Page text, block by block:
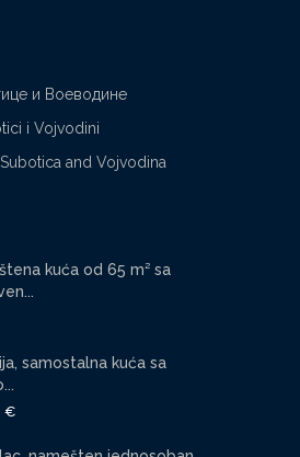
и Воеводине
i Vojvodini
and Vojvodina
kuća od 65 m² sa
samostalna kuća sa
€